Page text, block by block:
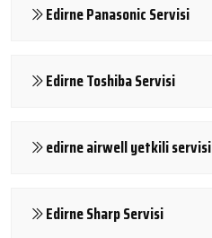
Edirne Panasonic Servisi
Edirne Toshiba Servisi
edirne airwell yetkili servisi
Edirne Sharp Servisi